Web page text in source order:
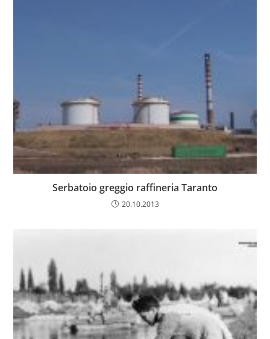
Serbatoio greggio raffineria Taranto
20.10.2013